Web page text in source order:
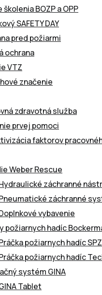
školenia BOZP a OPP
SAFETY DAY
pred požiarmi
ochrana
VTZ
značenie
zdravotná služba
prvej pomoci
faktorov
Weber Rescue
záchranné
záchranné
vybavenie
požiarnych hadíc
požiarnych hadíc
požiarnych hadíc
systém GINA
Tablet